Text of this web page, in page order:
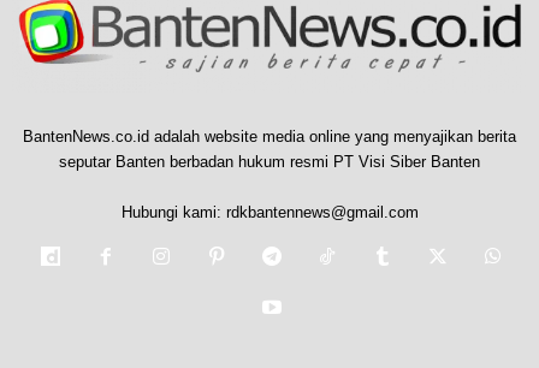
BantenNews.co.id adalah website media online yang menyajikan berita
seputar Banten berbadan hukum resmi PT Visi Siber Banten
Hubungi kami: rdkbantennews@gmail.com